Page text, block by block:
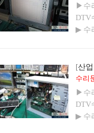
▶수
DTV
▶ 수
[산
수리
▶수
DTV
▶ 수